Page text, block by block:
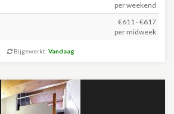
per weekend
€611 - €617
per midweek
Bijgewerkt: Vandaag